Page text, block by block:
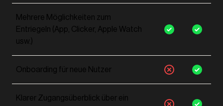
Mehrere Möglichkeiten zum
Entriegeln (App, Clicker, Apple Watch
usw.)
Onboarding für neue Nutzer
Klarer Zugangsüberblick über ein